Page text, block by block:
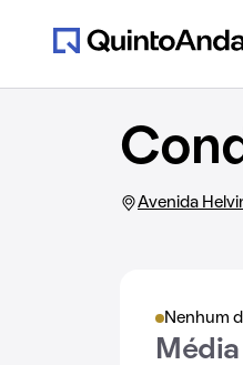
Avenida
Nenhum